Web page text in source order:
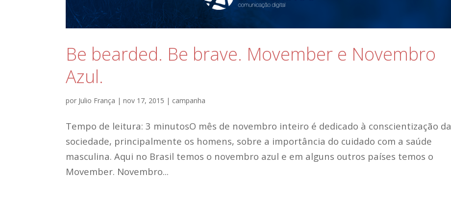
Be bearded. Be brave. Movember e Novembro
Azul.
por Julio França |nov 17, 2015 | campanha
Tempo de leitura: 3 minutosO mês de novembro inteiro é dedicado à conscientização da
sociedade, principalmente os homens, sobre a importância do cuidado com a saúde
masculina. Aqui no Brasil temos o novembro azul e em alguns outros países temos o
Movember. Novembro...